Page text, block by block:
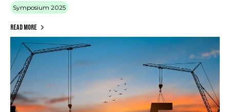
Symposium 2025
Read More